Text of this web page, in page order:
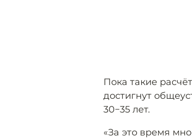
Пока такие
достигнут
30−35 лет.
«За это время